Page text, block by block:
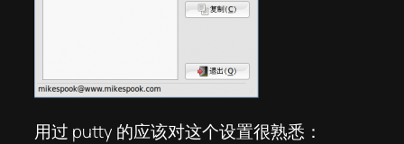
用过 putty 的应该对这个设置很熟悉：